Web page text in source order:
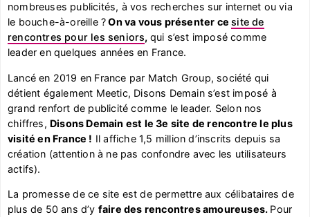
nombreuses publicités, à vos recherches sur internet ou via
le bouche-à-oreille ?On va vous présenter cesite de
rencontres pour les seniors, qui s’est imposé comme
leader en quelques années en France.
Lancé en 2019 en France par Match Group, société qui
détient également Meetic, Disons Demain s’est imposé à
grand renfort de publicité comme le leader. Selon nos
chiffres, Disons Demain est le 3e site de rencontre le plus
visité en France ! Il affiche 1,5 million d’inscrits depuis sa
création (attention à ne pas confondre avec les utilisateurs
actifs).
La promesse de ce site est de permettre aux célibataires de
plus de 50 ans d’y faire des rencontres amoureuses. Pour